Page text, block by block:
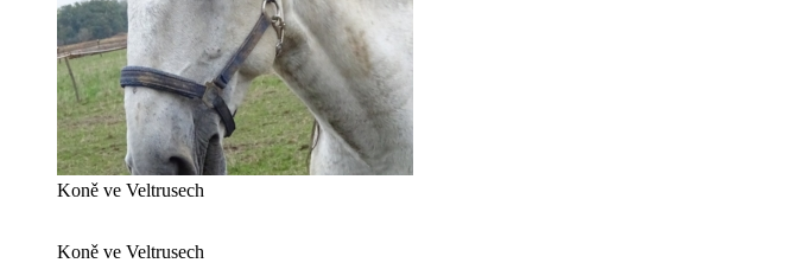
Koně ve Veltrusech
Koně ve Veltrusech